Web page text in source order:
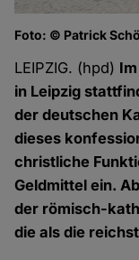
Foto: © Patrick
LEIPZIG. (hpd)
in Leipzig
der deutschen
dieses
christliche
Geldmittel ein.
der römisch-
die als die